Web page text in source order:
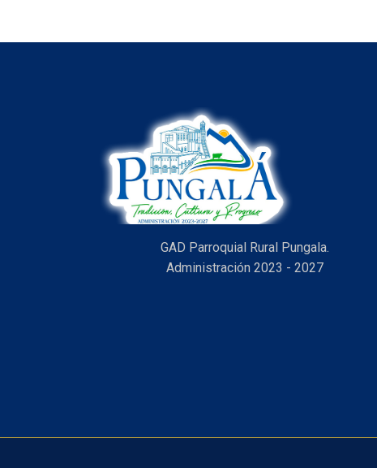
GAD Parroquial Rural Pungala.
Administración 2023 - 2027